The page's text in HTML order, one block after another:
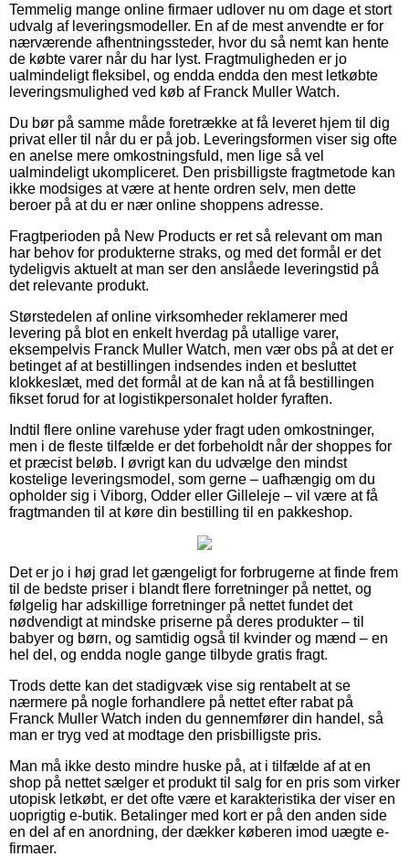
Temmelig mange online firmaer udlover nu om dage et stort
udvalg af leveringsmodeller. En af de mest anvendte er for
nærværende afhentningssteder, hvor du så nemt kan hente
de købte varer når du har lyst. Fragtmuligheden er jo
ualmindeligt fleksibel, og endda endda den mest letkøbte
leveringsmulighed ved køb af Franck Muller Watch.
Du bør på samme måde foretrække at få leveret hjem til dig
privat eller til når du er på job. Leveringsformen viser sig ofte
en anelse mere omkostningsfuld, men lige så vel
ualmindeligt ukompliceret. Den prisbilligste fragtmetode kan
ikke modsiges at være at hente ordren selv, men dette
beroer på at du er nær online shoppens adresse.
Fragtperioden på New Products er ret så relevant om man
har behov for produkterne straks, og med det formål er det
tydeligvis aktuelt at man ser den anslåede leveringstid på
det relevante produkt.
Størstedelen af online virksomheder reklamerer med
levering på blot en enkelt hverdag på utallige varer,
eksempelvis Franck Muller Watch, men vær obs på at det er
betinget af at bestillingen indsendes inden et besluttet
klokkeslæt, med det formål at de kan nå at få bestillingen
fikset forud for at logistikpersonalet holder fyraften.
Indtil flere online varehuse yder fragt uden omkostninger,
men i de fleste tilfælde er det forbeholdt når der shoppes for
et præcist beløb. I øvrigt kan du udvælge den mindst
kostelige leveringsmodel, som gerne – uafhængig om du
opholder sig i Viborg, Odder eller Gilleleje – vil være at få
fragtmanden til at køre din bestilling til en pakkeshop.
Det er jo i høj grad let gængeligt for forbrugerne at finde frem
til de bedste priser i blandt flere forretninger på nettet, og
følgelig har adskillige forretninger på nettet fundet det
nødvendigt at mindske priserne på deres produkter – til
babyer og børn, og samtidig også til kvinder og mænd – en
hel del, og endda nogle gange tilbyde gratis fragt.
Trods dette kan det stadigvæk vise sig rentabelt at se
nærmere på nogle forhandlere på nettet efter rabat på
Franck Muller Watch inden du gennemfører din handel, så
man er tryg ved at modtage den prisbilligste pris.
Man må ikke desto mindre huske på, at i tilfælde af at en
shop på nettet sælger et produkt til salg for en pris som virker
utopisk letkøbt, er det ofte være et karakteristika der viser en
uoprigtig e-butik. Betalinger med kort er på den anden side
en del af en anordning, der dækker køberen imod uægte e-
firmaer.